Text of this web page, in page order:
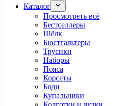
Каталог
Просмотреть всё
Бестселлеры
Шёлк
Бюстгальтеры
Трусики
Наборы
Пояса
Корсеты
Боди
Купальники
Колготки и чулки